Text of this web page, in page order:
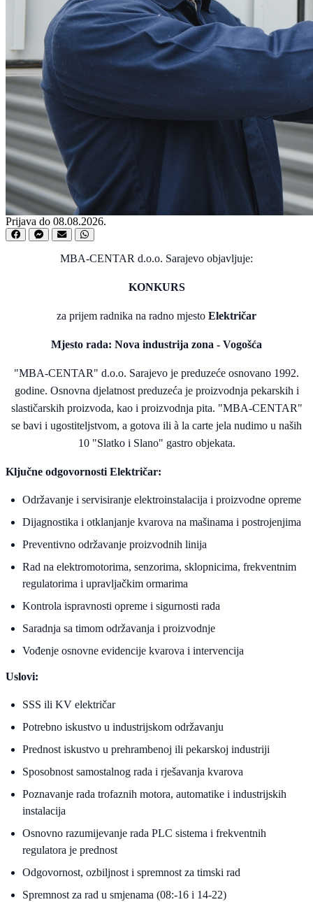
Prijava do 08.08.2026.
MBA-CENTAR d.o.o. Sarajevo objavljuje:
KONKURS
za prijem radnika na radno mjesto Električar
Mjesto rada: Nova industrija zona - Vogošća
"MBA-CENTAR" d.o.o. Sarajevo je preduzeće osnovano 1992.
godine. Osnovna djelatnost preduzeća je proizvodnja pekarskih i
slastičarskih proizvoda, kao i proizvodnja pita. "MBA-CENTAR"
se bavi i ugostiteljstvom, a gotova ili à la carte jela nudimo u naših
10 "Slatko i Slano" gastro objekata.
Ključne odgovornosti Električar:
Održavanje i servisiranje elektroinstalacija i proizvodne opreme
Dijagnostika i otklanjanje kvarova na mašinama i postrojenjima
Preventivno održavanje proizvodnih linija
Rad na elektromotorima, senzorima, sklopnicima, frekventnim
regulatorima i upravljačkim ormarima
Kontrola ispravnosti opreme i sigurnosti rada
Saradnja sa timom održavanja i proizvodnje
Vođenje osnovne evidencije kvarova i intervencija
Uslovi:
SSS ili KV električar
Potrebno iskustvo u industrijskom održavanju
Prednost iskustvo u prehrambenoj ili pekarskoj industriji
Sposobnost samostalnog rada i rješavanja kvarova
Poznavanje rada trofaznih motora, automatike i industrijskih
instalacija
Osnovno razumijevanje rada PLC sistema i frekventnih
regulatora je prednost
Odgovornost, ozbiljnost i spremnost za timski rad
Spremnost za rad u smjenama (08:-16 i 14-22)